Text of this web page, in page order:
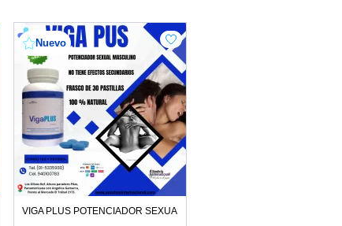
Nuevo
VIGA PLUS POTENCIADOR SEXUAL SIN EFECTOS SECUNDARIOS